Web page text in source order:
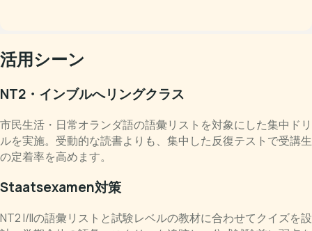
活用シーン
NT2・インブルへリングクラス
市民生活・日常オランダ語の語彙リストを対象にした集中ドリ
ルを実施。受動的な読書よりも、集中した反復テストで受講生
の定着率を高めます。
Staatsexamen対策
NT2 I/IIの語彙リストと試験レベルの教材に合わせてクイズを設